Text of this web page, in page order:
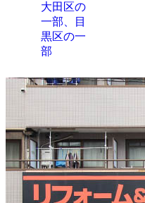
大田区の
一部、目
黒区の一
部